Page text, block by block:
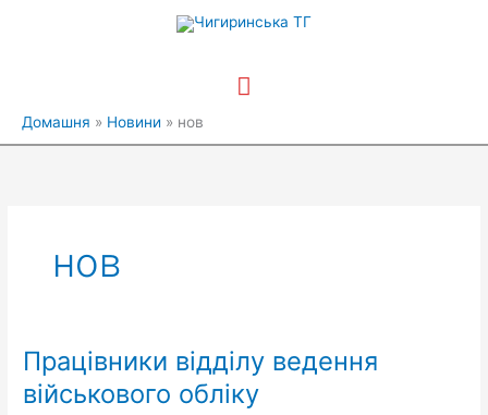
Головне
меню
Домашня Новини нов
нов
Працівники відділу ведення
військового обліку
Працівники
відділу
ведення